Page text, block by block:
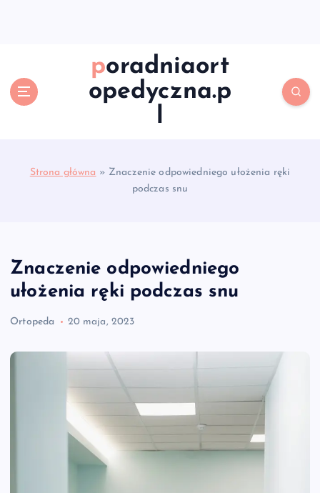
poradniaort
opedyczna.p
l
Strona główna » Znaczenie odpowiedniego ułożenia ręki
podczas snu
Znaczenie odpowiedniego
ułożenia ręki podczas snu
Ortopeda 20 maja, 2023